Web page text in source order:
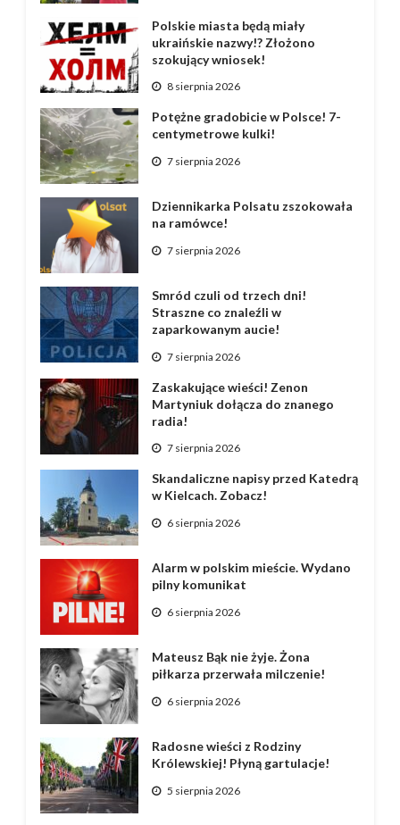
Polskie miasta będą miały
ukraińskie nazwy!? Złożono
szokujący wniosek!
8 sierpnia 2026
Potężne gradobicie w Polsce! 7-
centymetrowe kulki!
7 sierpnia 2026
Dziennikarka Polsatu zszokowała
na ramówce!
7 sierpnia 2026
Smród czuli od trzech dni!
Straszne co znaleźli w
zaparkowanym aucie!
7 sierpnia 2026
Zaskakujące wieści! Zenon
Martyniuk dołącza do znanego
radia!
7 sierpnia 2026
Skandaliczne napisy przed Katedrą
w Kielcach. Zobacz!
6 sierpnia 2026
Alarm w polskim mieście. Wydano
pilny komunikat
6 sierpnia 2026
Mateusz Bąk nie żyje. Żona
piłkarza przerwała milczenie!
6 sierpnia 2026
Radosne wieści z Rodziny
Królewskiej! Płyną gartulacje!
5 sierpnia 2026